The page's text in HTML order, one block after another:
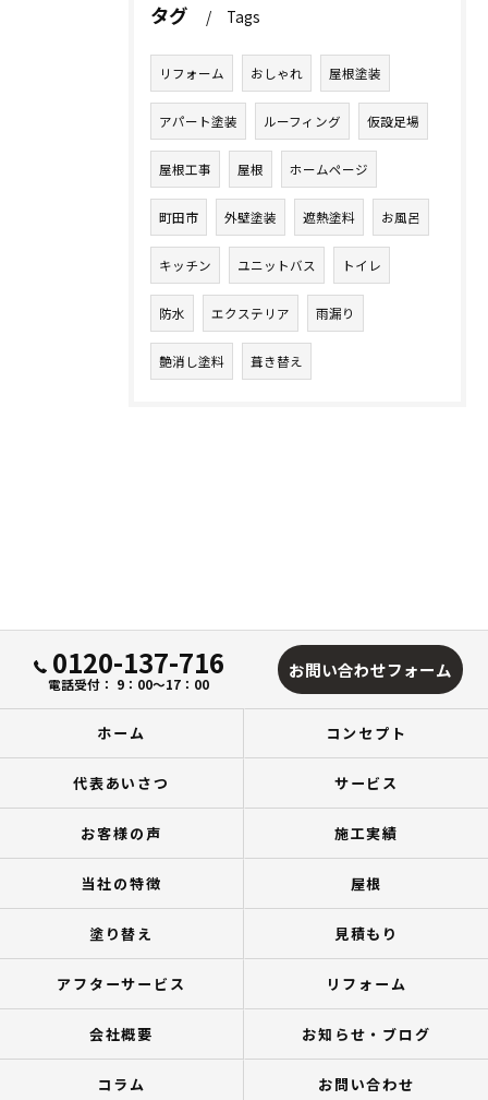
タグ Tags
リフォーム おしゃれ 屋根塗装
アパート塗装 ルーフィング 仮設足場
屋根工事 屋根 ホームページ
町田市 外壁塗装 遮熱塗料 お風呂
キッチン ユニットバス トイレ
防水 エクステリア 雨漏り
艶消し塗料 葺き替え
0120-137-716
電話受付： 9：00～17：00
お問い合わせフォーム
ホーム コンセプト
代表あいさつ サービス
お客様の声 施工実績
当社の特徴 屋根
塗り替え 見積もり
アフターサービス リフォーム
会社概要 お知らせ・ブログ
コラム お問い合わせ